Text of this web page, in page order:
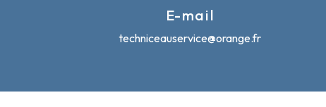
E-mail
techniceauservice@orange.fr